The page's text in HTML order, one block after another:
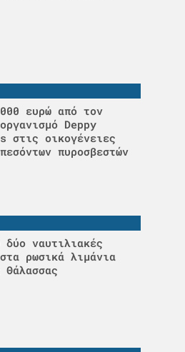
ευρώ από τον
Deppy
οικογένειες
πυροσβεστών
δύο ναυτιλιακές
ρωσικά λιμάνια